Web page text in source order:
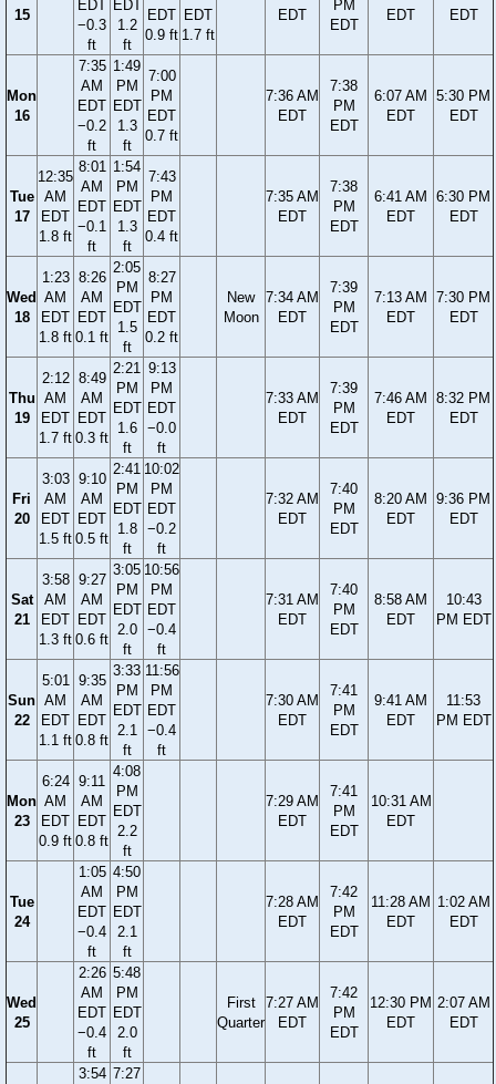
15
EDT
−0.3
ft
EDT
1.2
ft
EDT
0.9 ft
EDT
1.7 ft
EDT
PM
EDT
EDT
EDT
Mon
16
7:35
AM
EDT
−0.2
ft
1:49
PM
EDT
1.3
ft
7:00
PM
EDT
0.7 ft
7:36 AM
EDT
7:38
PM
EDT
6:07 AM
EDT
5:30 PM
EDT
Tue
17
12:35
AM
EDT
1.8 ft
8:01
AM
EDT
−0.1
ft
1:54
PM
EDT
1.3
ft
7:43
PM
EDT
0.4 ft
7:35 AM
EDT
7:38
PM
EDT
6:41 AM
EDT
6:30 PM
EDT
Wed
18
1:23
AM
EDT
1.8 ft
8:26
AM
EDT
0.1 ft
2:05
PM
EDT
1.5
ft
8:27
PM
EDT
0.2 ft
New
Moon
7:34 AM
EDT
7:39
PM
EDT
7:13 AM
EDT
7:30 PM
EDT
Thu
19
2:12
AM
EDT
1.7 ft
8:49
AM
EDT
0.3 ft
2:21
PM
EDT
1.6
ft
9:13
PM
EDT
−0.0
ft
7:33 AM
EDT
7:39
PM
EDT
7:46 AM
EDT
8:32 PM
EDT
Fri
20
3:03
AM
EDT
1.5 ft
9:10
AM
EDT
0.5 ft
2:41
PM
EDT
1.8
ft
10:02
PM
EDT
−0.2
ft
7:32 AM
EDT
7:40
PM
EDT
8:20 AM
EDT
9:36 PM
EDT
Sat
21
3:58
AM
EDT
1.3 ft
9:27
AM
EDT
0.6 ft
3:05
PM
EDT
2.0
ft
10:56
PM
EDT
−0.4
ft
7:31 AM
EDT
7:40
PM
EDT
8:58 AM
EDT
10:43
PM EDT
Sun
22
5:01
AM
EDT
1.1 ft
9:35
AM
EDT
0.8 ft
3:33
PM
EDT
2.1
ft
11:56
PM
EDT
−0.4
ft
7:30 AM
EDT
7:41
PM
EDT
9:41 AM
EDT
11:53
PM EDT
Mon
23
6:24
AM
EDT
0.9 ft
9:11
AM
EDT
0.8 ft
4:08
PM
EDT
2.2
ft
7:29 AM
EDT
7:41
PM
EDT
10:31 AM
EDT
Tue
24
1:05
AM
EDT
−0.4
ft
4:50
PM
EDT
2.1
ft
7:28 AM
EDT
7:42
PM
EDT
11:28 AM
EDT
1:02 AM
EDT
Wed
25
2:26
AM
EDT
−0.4
ft
5:48
PM
EDT
2.0
ft
First
Quarter
7:27 AM
EDT
7:42
PM
EDT
12:30 PM
EDT
2:07 AM
EDT
3:54 7:27